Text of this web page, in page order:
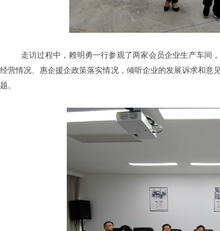
走访过程中，赖明勇一行参观了两家会员企业生产车间
经营情况、惠企援企政策落实情况，倾听企业的发展诉求和
题。